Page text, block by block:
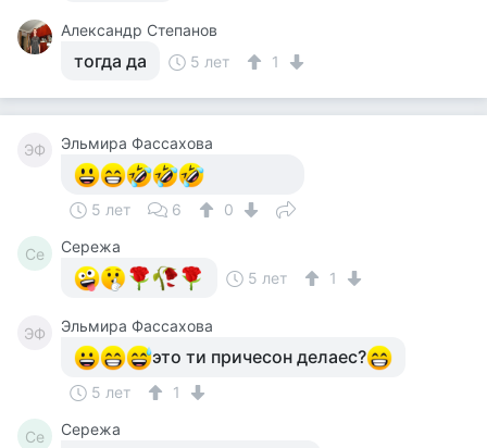
Александр Степанов
тогда да 5 лет 1
ЭФ Эльмира Фассахова
5 лет 6 0
Се
Сережа
5 лет
1
ЭФ Эльмира Фассахова
это ти причесон делаес?
5 лет 1
Се Сережа